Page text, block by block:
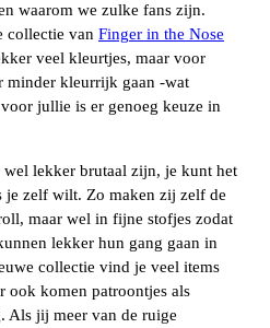
waarom we zulke fans zijn.
collectie van Finger in the Nose
veel kleurtjes, maar voor
minder kleurrijk gaan -wat
jullie is er genoeg keuze in
wel lekker brutaal zijn, je kunt het
je zelf wilt. Zo maken zij zelf de
maar wel in fijne stofjes zodat
lekker hun gang gaan in
collectie vind je veel items
ook komen patroontjes als
Als jij meer van de ruige